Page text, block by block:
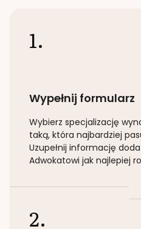
1.
Wypełnij formularz
Wybierz specjalizację
taką, która najbardziej
Uzupełnij informację
Adwokatowi jak najlepiej
2.